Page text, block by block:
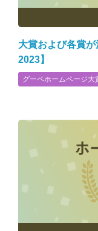
大賞および各賞
2023】
グーペホームページ大